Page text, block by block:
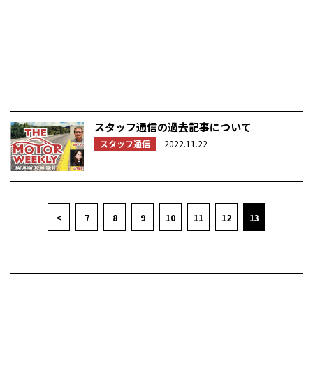
スタッフ通信の過去記事について
スタッフ通信 2022.11.22
< 7 8 9 10 11 12 13